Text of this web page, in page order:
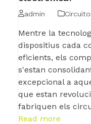
admin
Mentre la
dispositius cada
eficients, els
s'estan
excepcional a
que estan
fabriquen els
Read more